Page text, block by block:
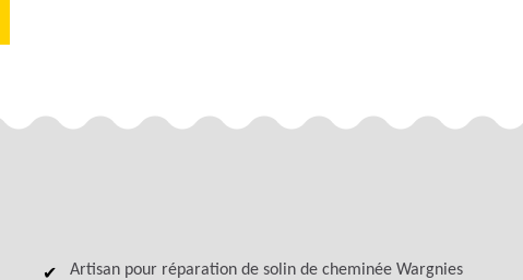
Artisan pour réparation de solin de cheminée Wargnies